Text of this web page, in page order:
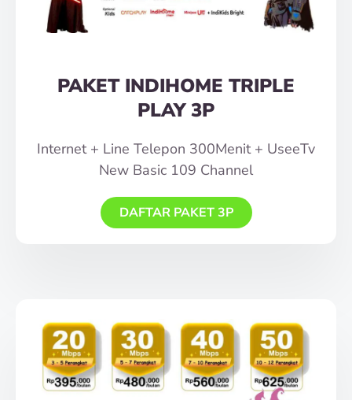
PAKET INDIHOME TRIPLE
PLAY 3P
Internet + Line Telepon 300Menit + UseeTv
New Basic 109 Channel
DAFTAR PAKET 3P